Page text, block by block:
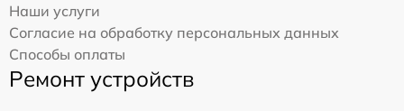
Наши услуги
Согласие на обработку персональных данных
Способы оплаты
Ремонт устройств